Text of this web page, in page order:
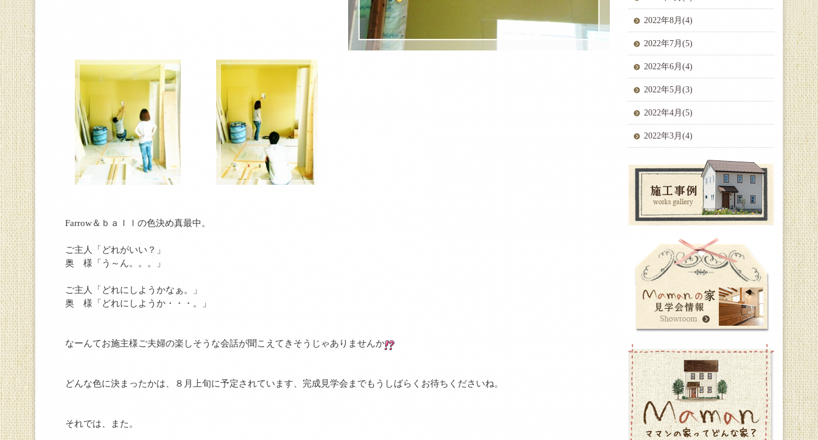
Farrow＆ｂａｌｌの色決め真最中。
ご主人「どれがいい？」
奥 様「う～ん。。。」
ご主人「どれにしようかなぁ。」
奥 様「どれにしようか・・・。」
なーんてお施主様ご夫婦の楽しそうな会話が聞こえてきそうじゃありませんか
どんな色に決まったかは、８月上旬に予定されています、完成見学会までもうしばらくお待ちくださいね。
それでは、また。
2022年8月(4)
2022年7月(5)
2022年6月(4)
2022年5月(3)
2022年4月(5)
2022年3月(4)